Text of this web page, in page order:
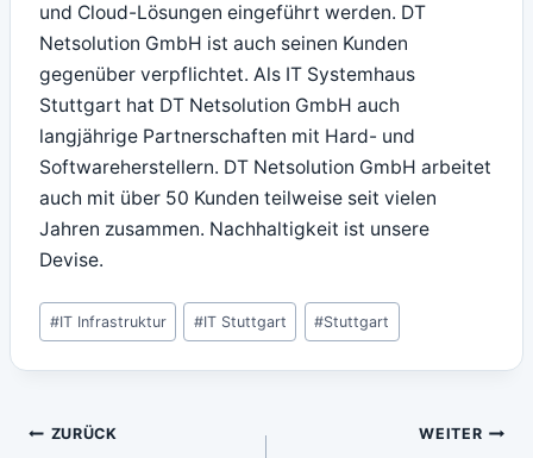
und Cloud-Lösungen eingeführt werden. DT
Netsolution GmbH ist auch seinen Kunden
gegenüber verpflichtet. Als IT Systemhaus
Stuttgart hat DT Netsolution GmbH auch
langjährige Partnerschaften mit Hard- und
Softwareherstellern. DT Netsolution GmbH arbeitet
auch mit über 50 Kunden teilweise seit vielen
Jahren zusammen. Nachhaltigkeit ist unsere
Devise.
Schlagworte:
#IT Infrastruktur #IT Stuttgart #Stuttgart
Beitragsnavigation
ZURÜCK WEITER